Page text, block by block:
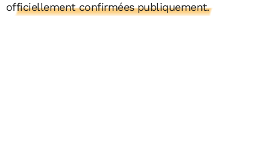
officiellement confirmées publiquement.